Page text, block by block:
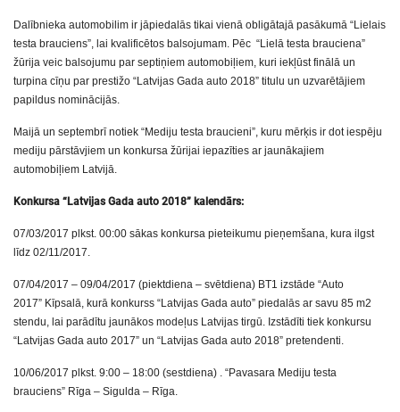
Dalībnieka automobilim ir jāpiedalās tikai vienā obligātajā pasākumā “Lielais
testa brauciens”, lai kvalificētos balsojumam. Pēc “Lielā testa brauciena”
žūrija veic balsojumu par septiņiem automobiļiem, kuri iekļūst finālā un
turpina cīņu par prestižo “Latvijas Gada auto 2018” titulu un uzvarētājiem
papildus nominācijās.
Maijā un septembrī notiek “Mediju testa braucieni”, kuru mērķis ir dot iespēju
mediju pārstāvjiem un konkursa žūrijai iepazīties ar jaunākajiem
automobiļiem Latvijā.
Konkursa “Latvijas Gada auto 2018” kalendārs:
07/03/2017 plkst. 00:00 sākas konkursa pieteikumu pieņemšana, kura ilgst
līdz 02/11/2017.
07/04/2017 – 09/04/2017 (piektdiena – svētdiena) BT1 izstāde “Auto
2017” Kīpsalā, kurā konkurss “Latvijas Gada auto” piedalās ar savu 85 m2
stendu, lai parādītu jaunākos modeļus Latvijas tirgū. Izstādīti tiek konkursu
“Latvijas Gada auto 2017” un “Latvijas Gada auto 2018” pretendenti.
10/06/2017 plkst. 9:00 – 18:00 (sestdiena) . “Pavasara Mediju testa
brauciens” Rīga – Sigulda – Rīga.